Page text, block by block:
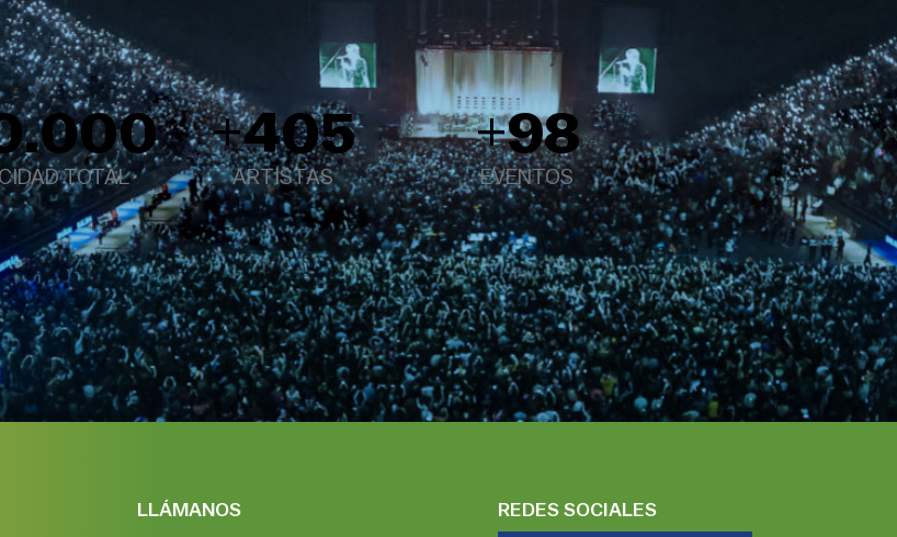
TOTAL
+405
ARTISTAS
+98
EVENTOS
LLÁMANOS REDES SOCIALES